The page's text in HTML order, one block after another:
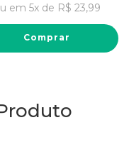
em 5x de R$ 23,99
Comprar